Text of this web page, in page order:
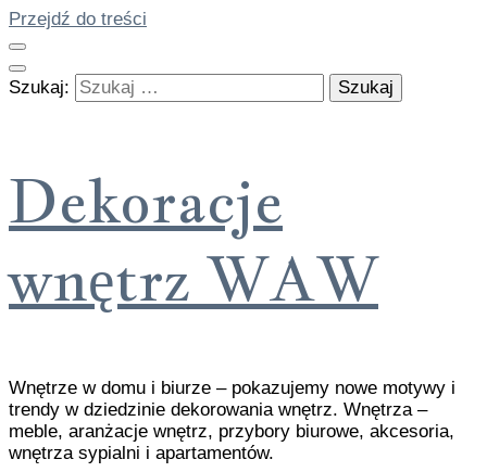
Przejdź do treści
Szukaj:
Dekoracje
wnętrz WAW
Wnętrze w domu i biurze – pokazujemy nowe motywy i
trendy w dziedzinie dekorowania wnętrz. Wnętrza –
meble, aranżacje wnętrz, przybory biurowe, akcesoria,
wnętrza sypialni i apartamentów.